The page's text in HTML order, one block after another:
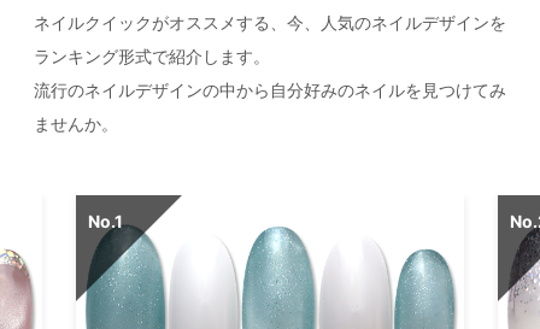
ネイルクイックがオススメする、今、人気のネイルデザインを
ランキング形式で紹介します。
流行のネイルデザインの中から自分好みのネイルを見つけてみ
ませんか。